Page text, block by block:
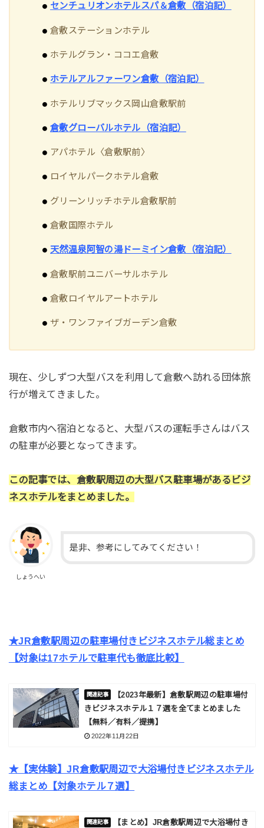
センチュリオンホテルスパ＆倉敷（宿泊記）
倉敷ステーションホテル
ホテルグラン・ココエ倉敷
ホテルアルファーワン倉敷（宿泊記）
ホテルリブマックス岡山倉敷駅前
倉敷グローバルホテル（宿泊記）
アパホテル〈倉敷駅前〉
ロイヤルパークホテル倉敷
グリーンリッチホテル倉敷駅前
倉敷国際ホテル
天然温泉阿智の湯ドーミイン倉敷（宿泊記）
倉敷駅前ユニバーサルホテル
倉敷ロイヤルアートホテル
ザ・ワンファイブガーデン倉敷
現在、少しずつ大型バスを利用して倉敷へ訪れる団体旅
行が増えてきました。
倉敷市内へ宿泊となると、大型バスの運転手さんはバス
の駐車が必要となってきます。
この記事では、倉敷駅周辺の大型バス駐車場があるビジ
ネスホテルをまとめました。
しょうへい
是非、参考にしてみてください！
★JR倉敷駅周辺の駐車場付きビジネスホテル総まとめ
【対象は17ホテルで駐車代も徹底比較】
【2023年最新】倉敷駅周辺の駐車場付
きビジネスホテル１７選を全てまとめました
【無料／有料／提携】
2022年11月22日
★【実体験】JR倉敷駅周辺で大浴場付きビジネスホテル
総まとめ【対象ホテル７選】
【まとめ】JR倉敷駅周辺で大浴場付き